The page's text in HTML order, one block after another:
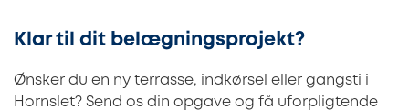
Klar til dit belægningsprojekt?
Ønsker du en ny terrasse, indkørsel eller gangsti i
Hornslet? Send os din opgave og få uforpligtende